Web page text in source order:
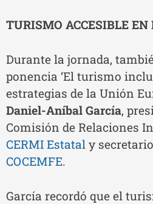
TURISMO ACCESIBLE EN
Durante la jornada,
ponencia ‘El turismo
estrategias de la Unión
Daniel-Aníbal García,
Comisión de Relaciones
CERMI Estatal y
COCEMFE.
García recordó que el